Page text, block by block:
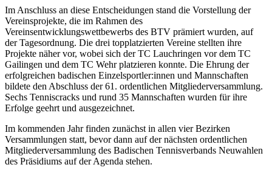
soziale Medien, Werbung und Analysen weiter. Unsere
Partner führen diese Informationen möglicherweise mit
weiteren Daten zusammen, die Sie ihnen bereitgestellt
haben oder die sie im Rahmen Ihrer Nutzung der Dienste
gesammelt haben. DieCookie-Einstellungenkönnen
jederzeit über den Link im Footer aufgerufen und
angepasst werden.
Im Anschluss an diese Entscheidungen stand die Vorstellung der
Vereinsprojekte, die im Rahmen des
Vereinsentwicklungswettbewerbs des BTV prämiert wurden, auf
der Tagesordnung. Die drei topplatzierten Vereine stellten ihre
Projekte näher vor, wobei sich der TC Lauchringen vor dem TC
Gailingen und dem TC Wehr platzieren konnte. Die Ehrung der
erfolgreichen badischen Einzelsportler:innen und Mannschaften
bildete den Abschluss der 61. ordentlichen Mitgliederversammlung.
Sechs Tenniscracks und rund 35 Mannschaften wurden für ihre
Erfolge geehrt und ausgezeichnet.
Im kommenden Jahr finden zunächst in allen vier Bezirken
Versammlungen statt, bevor dann auf der nächsten ordentlichen
Mitgliederversammlung des Badischen Tennisverbands Neuwahlen
des Präsidiums auf der Agenda stehen.